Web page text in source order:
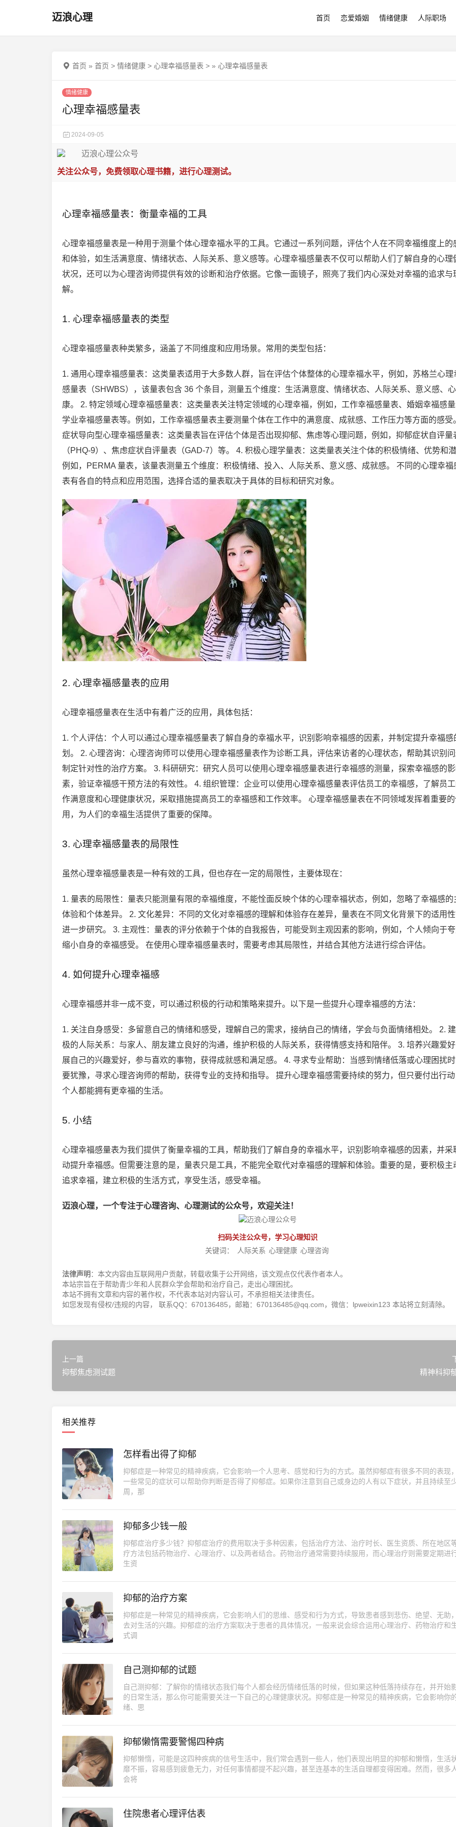
迈浪心理 首页 恋爱婚姻 情绪健康 人际职场
首页 » 首页 > 情绪健康 > 心理幸福感量表 > » 心理幸福感量表
情绪健康
心理幸福感量表
2024-09-05
关注公众号，免费领取心理书籍，进行心理测试。
心理幸福感量表：衡量幸福的工具
心理幸福感量表是一种用于测量个体心理幸福水平的工具。它通过一系列问题，评估个人在不同幸福维度上的
和体验，如生活满意度、情绪状态、人际关系、意义感等。心理幸福感量表不仅可以帮助人们了解自身的心理
状况，还可以为心理咨询师提供有效的诊断和治疗依据。它像一面镜子，照亮了我们内心深处对幸福的追求与
解。
1. 心理幸福感量表的类型
心理幸福感量表种类繁多，涵盖了不同维度和应用场景。常用的类型包括：
1. 通用心理幸福感量表：这类量表适用于大多数人群，旨在评估个体整体的心理幸福水平，例如，苏格兰心理
感量表（SHWBS），该量表包含 36 个条目，测量五个维度：生活满意度、情绪状态、人际关系、意义感、
康。 2. 特定领域心理幸福感量表：这类量表关注特定领域的心理幸福，例如，工作幸福感量表、婚姻幸福感量
学业幸福感量表等。例如，工作幸福感量表主要测量个体在工作中的满意度、成就感、工作压力等方面的感受
症状导向型心理幸福感量表：这类量表旨在评估个体是否出现抑郁、焦虑等心理问题，例如，抑郁症状自评量
（PHQ-9）、焦虑症状自评量表（GAD-7）等。 4. 积极心理学量表：这类量表关注个体的积极情绪、优势和潜
例如，PERMA 量表，该量表测量五个维度：积极情绪、投入、人际关系、意义感、成就感。 不同的心理幸福
表有各自的特点和应用范围，选择合适的量表取决于具体的目标和研究对象。
2. 心理幸福感量表的应用
心理幸福感量表在生活中有着广泛的应用，具体包括：
1. 个人评估：个人可以通过心理幸福感量表了解自身的幸福水平，识别影响幸福感的因素，并制定提升幸福感
划。 2. 心理咨询：心理咨询师可以使用心理幸福感量表作为诊断工具，评估来访者的心理状态，帮助其识别问
制定针对性的治疗方案。 3. 科研研究：研究人员可以使用心理幸福感量表进行幸福感的测量，探索幸福感的影
素，验证幸福感干预方法的有效性。 4. 组织管理：企业可以使用心理幸福感量表评估员工的幸福感，了解员
作满意度和心理健康状况，采取措施提高员工的幸福感和工作效率。 心理幸福感量表在不同领域发挥着重要
用，为人们的幸福生活提供了重要的保障。
3. 心理幸福感量表的局限性
虽然心理幸福感量表是一种有效的工具，但也存在一定的局限性，主要体现在：
1. 量表的局限性：量表只能测量有限的幸福维度，不能恮面反映个体的心理幸福状态，例如，忽略了幸福感的
体验和个体差异。 2. 文化差异：不同的文化对幸福感的理解和体验存在差异，量表在不同文化背景下的适用
进一步研究。 3. 主观性：量表的评分依赖于个体的自我报告，可能受到主观因素的影响，例如，个人倾向于
缩小自身的幸福感受。 在使用心理幸福感量表时，需要考虑其局限性，并结合其他方法进行综合评估。
4. 如何提升心理幸福感
心理幸福感并非一成不变，可以通过积极的行动和策略来提升。以下是一些提升心理幸福感的方法：
1. 关注自身感受：多留意自己的情绪和感受，理解自己的需求，接纳自己的情绪，学会与负面情绪相处。 2.
极的人际关系：与家人、朋友建立良好的沟通，维护积极的人际关系，获得情感支持和陪伴。 3. 培养兴趣爱
展自己的兴趣爱好，参与喜欢的事物，获得成就感和满足感。 4. 寻求专业帮助：当感到情绪低落或心理困扰
要犹豫，寻求心理咨询师的帮助，获得专业的支持和指导。 提升心理幸福感需要持续的努力，但只要付出行
个人都能拥有更幸福的生活。
5. 小结
心理幸福感量表为我们提供了衡量幸福的工具，帮助我们了解自身的幸福水平，识别影响幸福感的因素，并采
动提升幸福感。但需要注意的是，量表只是工具，不能完全取代对幸福感的理解和体验。重要的是，要积极主
追求幸福，建立积极的生活方式，享受生活，感受幸福。
迈浪心理，一个专注于心理咨询、心理测试的公众号，欢迎关注！
扫码关注公众号，学习心理知识
关键词：
人际关系 心理健康 心理咨询
法律声明 ：本文内容由互联网用户贡献，转载收集于公开网络，该文观点仅代表作者本人。
本站宗旨在于帮助青少年和人民群众学会帮助和治疗自己，走出心理困扰。
本站不拥有文章和内容的著作权，不代表本站对内容认可，不承担相关法律责任。
如您发现有侵权/违规的内容， 联系QQ：670136485，邮箱：670136485@qq.com，微信：lpweixin123 本站将立刻清除。
上一篇
抑郁焦虑测试题 精神科抑
相关推荐
怎样看出得了抑郁
抑郁症是一种常见的精神疾病，它会影响一个人思考、感觉和行为的方式。虽然抑郁症有很多不同的表现
一些常见的症状可以帮助你判断是否得了抑郁症。如果你注意到自己或身边的人有以下症状，并且持续至
周，那
抑郁多少钱一般
抑郁症治疗多少钱？抑郁症治疗的费用取决于多种因素，包括治疗方法、治疗时长、医生资质、所在地区
疗方法包括药物治疗、心理治疗、以及两者结合。药物治疗通常需要持续服用，而心理治疗则需要定期进
生资
抑郁的治疗方案
抑郁症是一种常见的精神疾病，它会影响人们的思维、感受和行为方式，导致患者感到悲伤、绝望、无助
去对生活的兴趣。抑郁症的治疗方案取决于患者的具体情况，一般来说会综合运用心理治疗、药物治疗和
式调
自己测抑郁的试题
自己测抑郁：了解你的情绪状态我们每个人都会经历情绪低落的时候，但如果这种低落持续存在，并开始
的日常生活，那么你可能需要关注一下自己的心理健康状况。抑郁症是一种常见的精神疾病，它会影响你
绪、思
抑郁懒惰需要警惕四种病
抑郁懒惰，可能是这四种疾病的信号生活中，我们常会遇到一些人，他们表现出明显的抑郁和懒惰，生活
靡不振，容易感到疲惫无力，对任何事情都提不起兴趣，甚至连基本的生活自理都变得困难。然而，很多
会将
住院患者心理评估表